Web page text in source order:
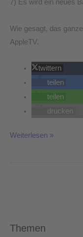
7) Es wird ein neues
Wie gesagt, das
AppleTV.
twittern
teilen
teilen
drucken
Weiterlesen »
Themen